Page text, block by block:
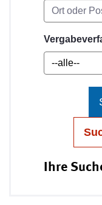
Ihre